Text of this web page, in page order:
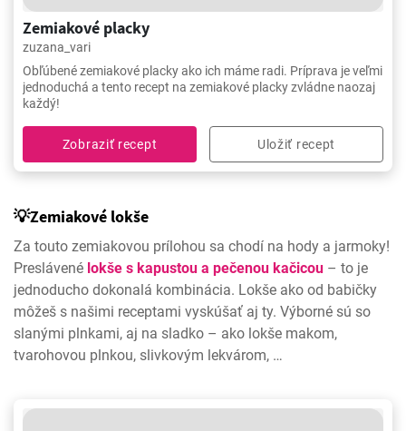
Zemiakové placky
zuzana_vari
Obľúbené zemiakové placky ako ich máme radi. Príprava je veľmi
jednoduchá a tento recept na zemiakové placky zvládne naozaj
každý!
Zobraziť recept Uložiť recept
💡Zemiakové lokše
Za touto zemiakovou prílohou sa chodí na hody a jarmoky!
Preslávené lokše s kapustou a pečenou kačicou – to je
jednoducho dokonalá kombinácia. Lokše ako od babičky
môžeš s našimi receptami vyskúšať aj ty. Výborné sú so
slanými plnkami, aj na sladko – ako lokše makom,
tvarohovou plnkou, slivkovým lekvárom, …